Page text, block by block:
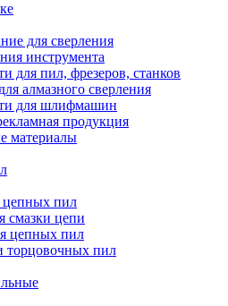
для сверления
инструмента
для пил, фрезеров, станков
алмазного сверления
для шлифмашин
продукция
материалы
пил
смазки цепи
цепных пил
торцовочных пил